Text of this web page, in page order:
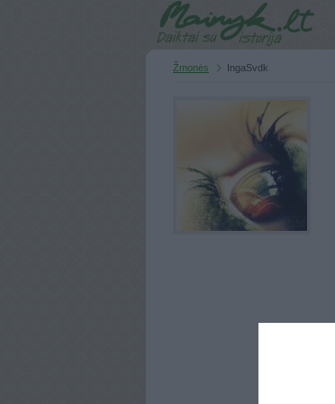
Žmonės IngaSvdk